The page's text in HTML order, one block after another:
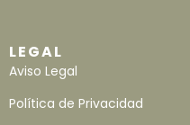
LEGAL
Aviso Legal
Política de Privacidad